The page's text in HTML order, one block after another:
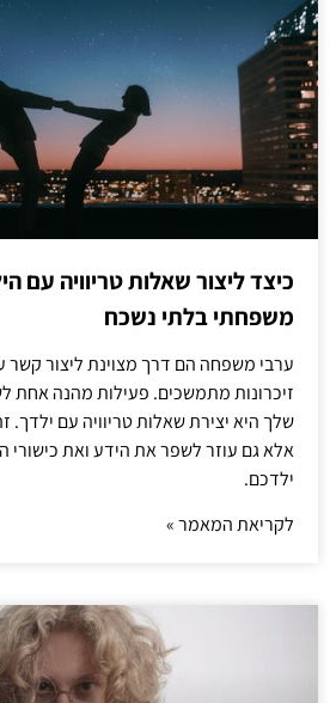
כיצד ליצור שאלות טריוויה עם
משפחתי בלתי נשכח
ערבי משפחה הם דרך מצוינת ליצור קשר
זיכרונות מתמשכים. פעילות מהנה אחת
שלך היא יצירת שאלות טריוויה עם ילדך.
אלא גם עוזר לשפר את הידע ואת כישורי
ילדכם.
לקריאת המאמר »